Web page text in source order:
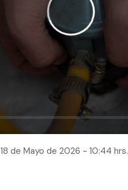
18 de Mayo de 2026 - 10:44 hrs.